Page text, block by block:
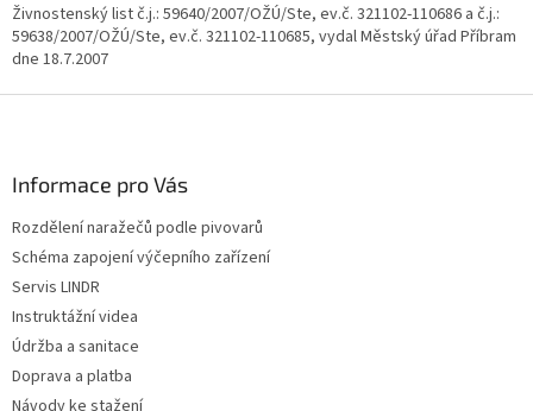
Živnostenský list č.j.: 59640/2007/OŽÚ/Ste, ev.č. 321102-110686 a č.j.:
59638/2007/OŽÚ/Ste, ev.č. 321102-110685, vydal Městský úřad Příbram
dne 18.7.2007
Informace pro Vás
Rozdělení naražečů podle pivovarů
Schéma zapojení výčepního zařízení
Servis LINDR
Instruktážní videa
Údržba a sanitace
Doprava a platba
Návody ke stažení